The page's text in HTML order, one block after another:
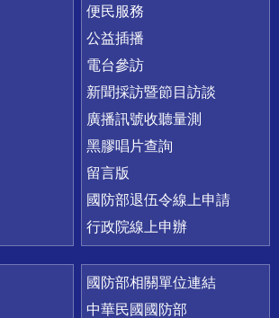
便民服務
公益插播
電台參訪
新聞採訪暨節目訪談
廣播訊號收聽量測
黑膠唱片查詢
留言版
國防部退伍令線上申請
行政院線上申辦
國防部相關單位連結
中華民國國防部